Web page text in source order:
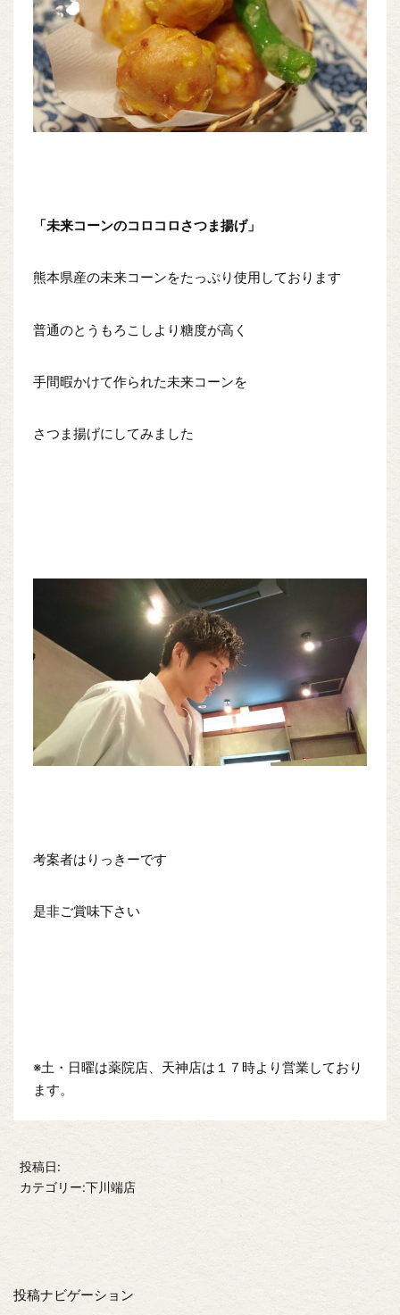
「未来コーンのコロコロさつま揚げ」
熊本県産の未来コーンをたっぷり使用しております
普通のとうもろこしより糖度が高く
手間暇かけて作られた未来コーンを
さつま揚げにしてみました
考案者はりっきーです
是非ご賞味下さい
※土・日曜は薬院店、天神店は１７時より営業しており
ます。
投稿日:
カテゴリー:下川端店
投稿ナビゲーション